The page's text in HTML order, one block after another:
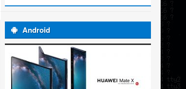
Android